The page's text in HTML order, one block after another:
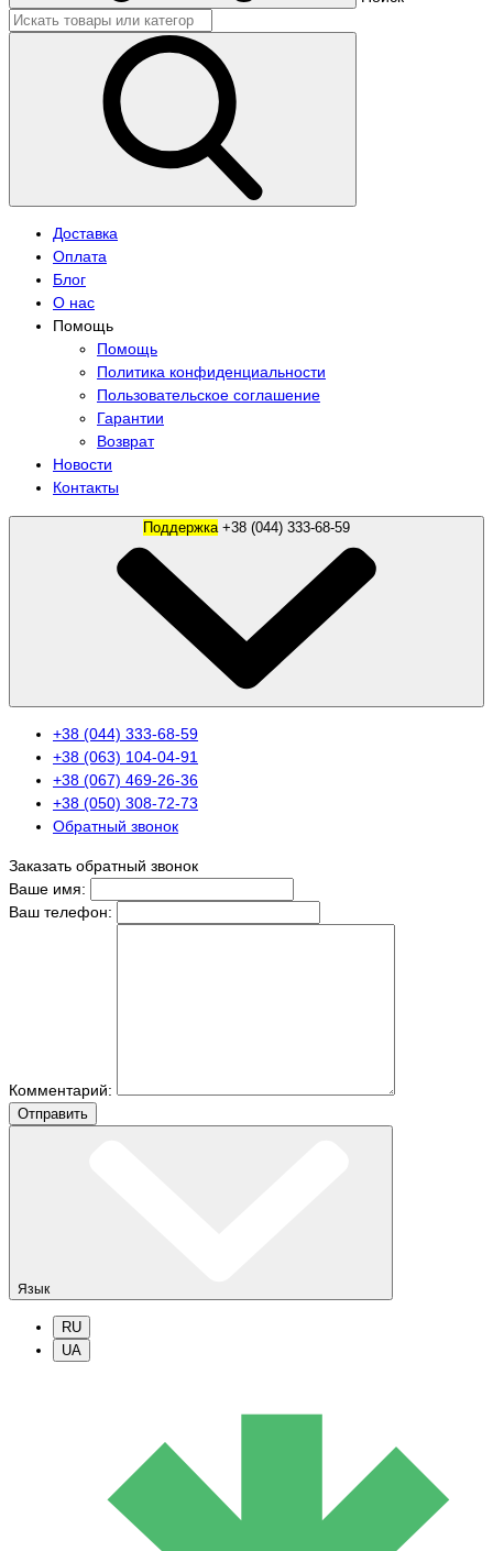
Доставка
Оплата
Блог
О нас
Помощь
Помощь
Политика конфиденциальности
Пользовательское соглашение
Гарантии
Возврат
Новости
Контакты
Поддержка
+38 (044) 333-68-59
+38 (063) 104-04-91
+38 (067) 469-26-36
+38 (050) 308-72-73
Обратный звонок
Заказать обратный звонок
Ваше имя:
Ваш телефон:
Комментарий:
Отправить
Язык
RU
UA